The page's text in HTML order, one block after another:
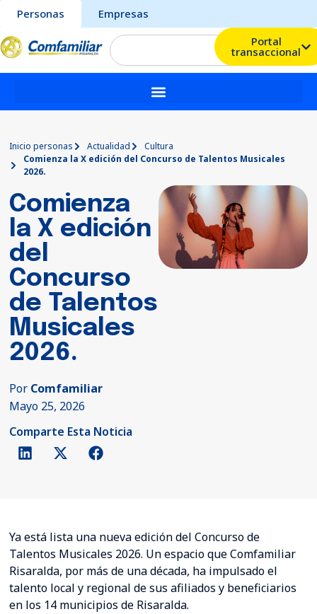
Personas
Empresas
Portal
transaccional
Inicio personas Actualidad
Cultura
Comienza la X edición del Concurso de Talentos Musicales
2026.
Comienza
la X edición
del
Concurso
de Talentos
Musicales
2026.
Por Comfamiliar
Mayo 25, 2026
Comparte Esta Noticia
Ya está lista una nueva edición del Concurso de
Talentos Musicales 2026. Un espacio que Comfamiliar
Risaralda, por más de una década, ha impulsado el
talento local y regional de sus afiliados y beneficiarios
en los 14 municipios de Risaralda.